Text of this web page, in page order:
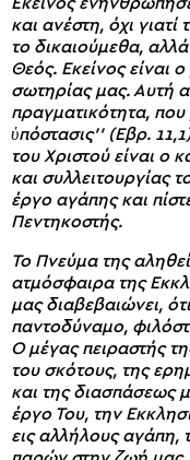
και ανέστη, όχι γιατί
το δικαιούμεθα,
Θεός. Εκείνος είναι
σωτηρίας μας. Αυτή
πραγματικότητα, που
ὑπόστασις’’ (Εβρ.
του Χριστού είναι ο
και συλλειτουργίας
έργο αγάπης και
Πεντηκοστής.
Το Πνεύμα της
ατμόσφαιρα της
μας διαβεβαιώνει,
παντοδύναμο,
Ο μέγας πειραστής
του σκότους, της
και της διασπάσεως
έργο Του, την
εις αλλήλους αγάπη,